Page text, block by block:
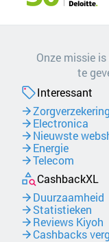
Onze missie
te
Interessant
Electronica
Nieuwste
Energie
Telecom
CashbackXL
Duurzaamheid
Statistieken
Reviews Kiyoh
Cashbacks